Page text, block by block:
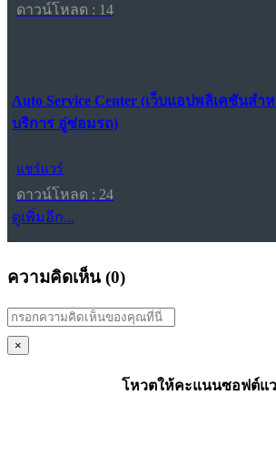
ดาวน์โหลด : 14
Auto Service Center (เว็บแอปพลิเคชันสำ
บริการ อู่ซ่อมรถ)
แชร์แวร์
ดาวน์โหลด : 24
ดูเพิ่มอีก...
ความคิดเห็น (0)
×
โหวตให้คะแนนซอฟต์แ